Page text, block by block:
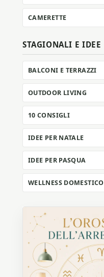
CAMERETTE
STAGIONALI E IDEE
BALCONI E TERRAZZI
OUTDOOR LIVING
10 CONSIGLI
IDEE PER NATALE
IDEE PER PASQUA
WELLNESS DOMESTICO